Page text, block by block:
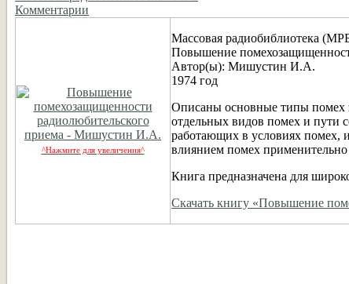
Комментарии
^Нажмите для увеличения^
Массовая радиобиблиотека
Повышение
Автор(ы): Мишустин И.А.
1974 год
Описаны основные типы помех
отдельных видов помех и пути
работающих в условиях помех,
влиянием помех
Книга предназначена для
Скачать книгу «Повышение